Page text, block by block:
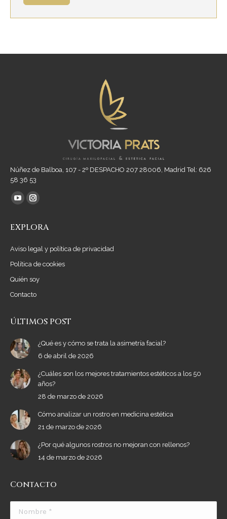
Núñez de Balboa, 107 - 2º DESPACHO 207 28006, Madrid Tel: 626
58 36 53
Encuéntranos en:
YouTube
opens
Instagram
opens
EXPLORA
Aviso legal y política de privacidad
Política de cookies
Quién soy
Contacto
ÚLTIMOS POST
¿Qué es y cómo se trata la asimetría facial?
6 de abril de 2026
¿Cuáles son los mejores tratamientos estéticos a los 50
años?
28 de marzo de 2026
Cómo analizar un rostro en medicina estética
21 de marzo de 2026
¿Por qué algunos rostros no mejoran con rellenos?
14 de marzo de 2026
Contacto